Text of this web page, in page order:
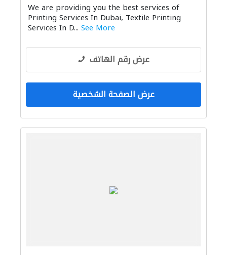
We are providing you the best services of
Printing Services In Dubai, Textile Printing
Services In D... See More
عرض رقم الهاتف
عرض الصفحة الشخصية